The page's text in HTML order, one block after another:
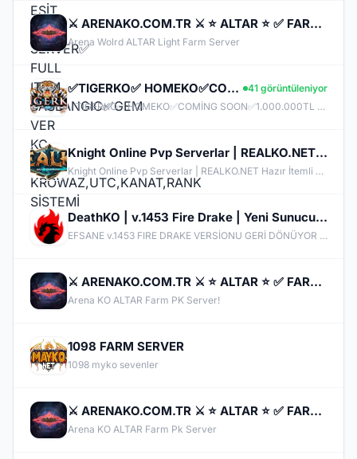
⚔️ ARENAKO.COM.TR ⚔️ ⭐ ALTAR ⭐ ✅ FARM & PK OFFİCAL 24 NİSAN CUMA 21:00 ✅ ⭐ V.24xx ⭐
Arena Wolrd ALTAR Light Farm Server
✅TIGERKO✅ HOMEKO✅COMİNG SOON✅1.000.000TL ÖDÜL HAVUZU NAKİT&BAKİYE✅ ✅ ✅Direcx 11 HD Client
41 görüntüleniyor
✅TIGERKO✅ HOMEKO✅COMİNG SOON✅1.000.000TL ÖDÜL HAVUZU NAKİT&BAKİYE✅ ✅ ✅Direcx 11 HD Client
Knight Online Pvp Serverlar | REALKO.NET Hazır İtemli Server
Knight Online Pvp Serverlar | REALKO.NET Hazır İtemli Server
DeathKO | v.1453 Fire Drake | Yeni Sunucu MENTAL | Beta: 05 Haziran | Official: 12 Haziran - 21:00
EFSANE v.1453 FIRE DRAKE VERSİONU GERİ DÖNÜYOR Kimsenin unutamadığı efsanevi Fire Drake versiyonu, DeathKO ile yeniden hayat buluyor! Geliştirilmiş grafikler, optimize edilmiş performans ve modern dokunuşlarla yeniden kurgulanan oyun mekanikleri sayesinde, geçmişin en sevilen sürümünü bugünün kalitesiyle deneyimleyin. Fire Drake’in ateşi yeniden yanıyor… Sen de bu efsanenin bir parçası ol!
⚔️ ARENAKO.COM.TR ⚔️ ⭐ ALTAR ⭐ ✅ FARM & PK OFFİCAL 24 NİSAN CUMA 21:00 ✅ ⭐ V.24xx ⭐
Arena KO ALTAR Farm PK Server!
1098 FARM SERVER
1098 myko sevenler
⚔️ ARENAKO.COM.TR ⚔️ ⭐ ALTAR ⭐ ✅ FARM & PK OFFİCAL 24 NİSAN CUMA 21:00 ✅ ⭐ V.24xx ⭐
Arena KO ALTAR Farm Pk Server